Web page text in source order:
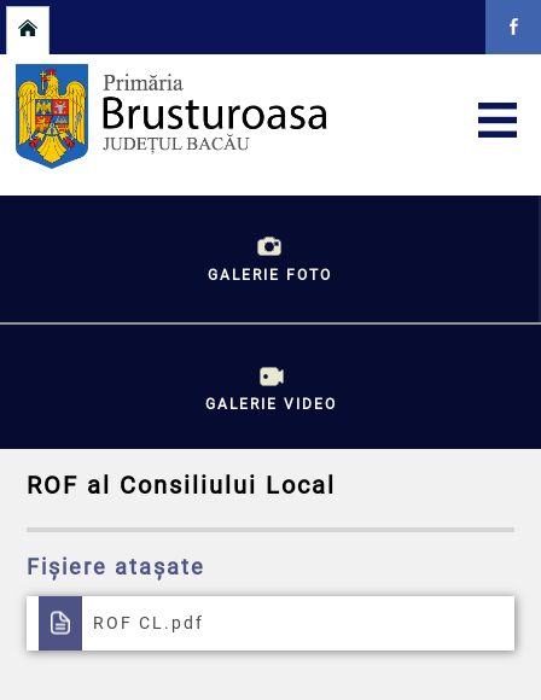
GALERIE FOTO
GALERIE VIDEO
ROF al Consiliului Local
Fișiere atașate
ROF CL.pdf